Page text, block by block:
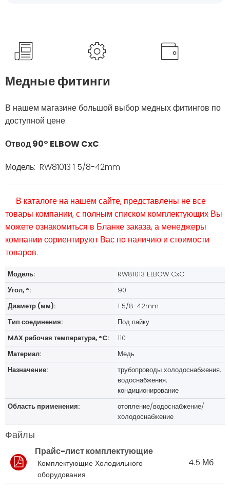
Медные фитинги
В нашем магазине большой выбор медных фитингов по
доступной цене.
Отвод 90° ELBOW CxC
Модель: RW81013 1 5/8-42mm
В каталоге на нашем сайте, представлены не все
товары компании, с полным списком комплектующих Вы
можете ознакомиться в Бланке заказа, а менеджеры
компании сориентируют Вас по наличию и стоимости
товаров.
Модель:
RW81013 ELBOW CxC
Угол, °:
90
Диаметр (мм):
1 5/8-42mm
Тип соединения:
Под пайку
MAX рабочая температура, °C:
110
Материал:
Медь
Назначение:
трубопроводы холодоснабжения,
водоснабжения,
кондиционирование
Область применения:
отопление/водоснабжение/
холодоснабжение
Файлы
Прайс-лист комплектующие
Комплектующие Холодильного
оборудования
4.5 Мб